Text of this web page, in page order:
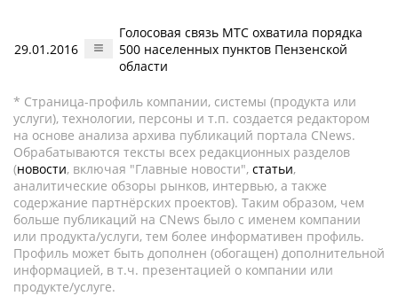
29.01.2016
Голосовая связь МТС охватила порядка
500 населенных пунктов Пензенской
области
* Страница-профиль компании, системы (продукта или
услуги), технологии, персоны и т.п. создается редактором
на основе анализа архива публикаций портала CNews.
Обрабатываются тексты всех редакционных разделов
(новости, включая "Главные новости", статьи,
аналитические обзоры рынков, интервью, а также
содержание партнёрских проектов). Таким образом, чем
больше публикаций на CNews было с именем компании
или продукта/услуги, тем более информативен профиль.
Профиль может быть дополнен (обогащен) дополнительной
информацией, в т.ч. презентацией о компании или
продукте/услуге.